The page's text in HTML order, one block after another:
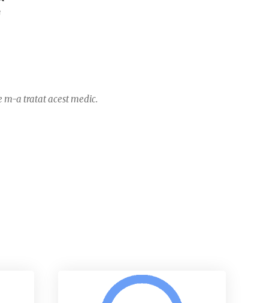
m-a tratat acest medic.